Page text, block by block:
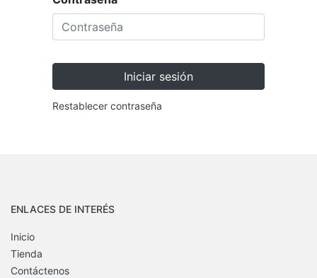
Iniciar sesión
Restablecer contraseña
ENLACES DE INTERÉS
Inicio
Tienda
Contáctenos